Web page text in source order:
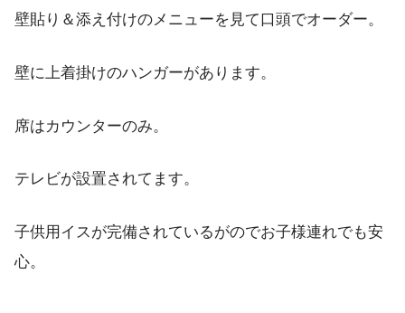
壁貼り＆添え付けのメニューを見て口頭でオーダー。
壁に上着掛けのハンガーがあります。
席はカウンターのみ。
テレビが設置されてます。
子供用イスが完備されているがのでお子様連れでも安
心。